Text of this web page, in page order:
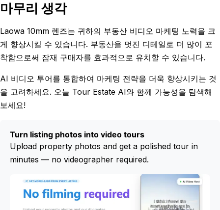
마무리 생각
Laowa 10mm 렌즈는 귀하의 부동산 비디오 마케팅 노력을 크
게 향상시킬 수 있습니다. 부동산을 멋진 디테일로 더 많이 포
착함으로써 잠재 구매자를 효과적으로 유치할 수 있습니다.
AI 비디오 투어를 통합하여 마케팅 전략을 더욱 향상시키는 것
을 고려하세요. 오늘 Tour Estate AI와 함께 가능성을 탐색해
보세요!
Turn listing photos into video tours
Upload property photos and get a polished tour in
minutes — no videographer required.